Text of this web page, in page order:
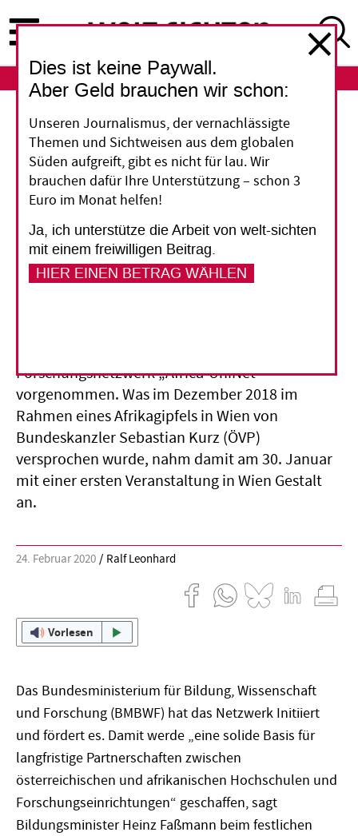
zum
Inhalt
ABO
Africa-UniNet
Österreichisch-
afrikanisches
Forschungsnetzwerk
gestartet
Forschungsnetzwerk „Africa-UniNet“
vorgenommen. Was im Dezember 2018 im
Rahmen eines Afrikagipfels in Wien von
Bundeskanzler Sebastian Kurz (ÖVP)
versprochen wurde, nahm damit am 30. Januar
mit einer ersten Veranstaltung in Wien Gestalt
an.
24. Februar 2020 Ralf Leonhard
Vorlesen
Das Bundesministerium für Bildung, Wissenschaft
und Forschung (BMBWF) hat das Netzwerk Initiiert
und fördert es. Damit werde „eine solide Basis für
langfristige Partnerschaften zwischen
österreichischen und afrikanischen Hochschulen und
Forschungseinrichtungen“ geschaffen, sagt
Bildungsminister Heinz Faßmann beim festlichen
Dies ist keine Paywall.
Aber Geld brauchen wir schon:
Unseren Journalismus, der vernachlässigte
Themen und Sichtweisen aus dem globalen
Süden aufgreift, gibt es nicht für lau. Wir
brauchen dafür Ihre Unterstützung – schon 3
Euro im Monat helfen!
Ja, ich unterstütze die Arbeit von welt-sichten
mit einem freiwilligen Beitrag.
HIER EINEN BETRAG WÄHLEN